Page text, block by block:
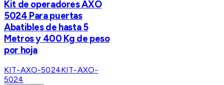
Kit de operadores AXO
5024 Para puertas
Abatibles de hasta 5
Metros y 400 Kg de peso
por hoja
KIT-AXO-5024KIT-AXO-
5024